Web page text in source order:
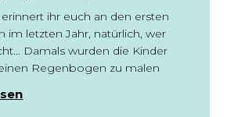
ihr euch an den ersten
im letzten Jahr, natürlich, wer
Damals wurden die Kinder
Regenbogen zu malen